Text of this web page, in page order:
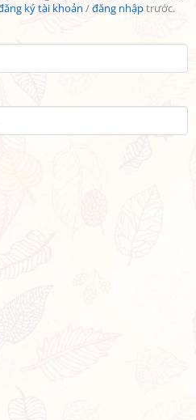
ký tài khoản /đăng nhậptrước.